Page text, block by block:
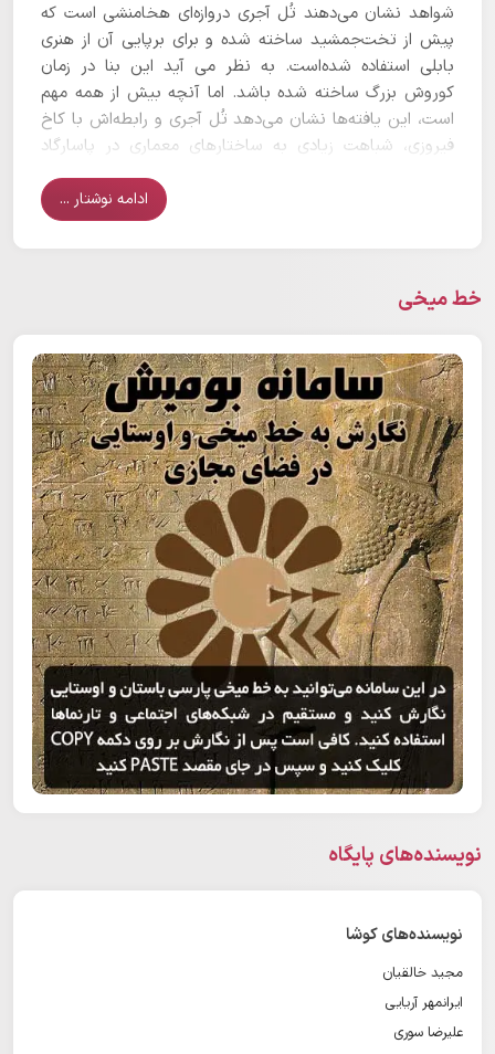
شواهد نشان می‌دهند تُل‌ آجری دروازه‌ای هخامنشی است که
پیش از تخت‌جمشید ساخته شده و برای برپایی آن از هنری
بابلی استفاده شده‌است. به نظر می آید این بنا در زمان
کوروش بزرگ ساخته شده باشد. اما آنچه بیش از همه مهم
است، این یافته‌ها نشان می‌دهد تُل آجری و رابطه‌اش با کاخ
فیروزی، شباهت زیادی به ساختارهای معماری در پاسارگاد
ادامه نوشتار ...
خط میخی
نویسنده‌های پایگاه
نویسنده‌های کوشا
مجید خالقیان
ایرانمهر آریایی
علیرضا سوری